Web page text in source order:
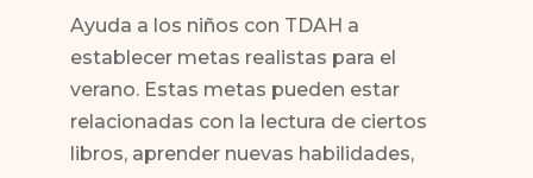
Ayuda a los niños con TDAH a
establecer metas realistas para el
verano. Estas metas pueden estar
relacionadas con la lectura de ciertos
libros, aprender nuevas habilidades,